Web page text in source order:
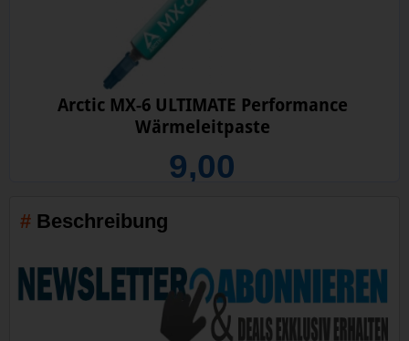
Arctic MX-6 ULTIMATE Performance
Wärmeleitpaste
9,00
Beschreibung